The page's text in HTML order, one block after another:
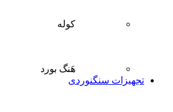
کوله
هَنگ بورد
تجهیزات سنگنوردی